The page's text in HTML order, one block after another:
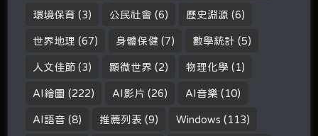
環境保育 (3) 公民社會 (6) 歷史淵源 (6)
世界地理 (67) 身體保健 (7) 數學統計 (5)
人文佳節 (3) 顯微世界 (2) 物理化學 (1)
AI繪圖 (222) AI影片 (26) AI音樂 (10)
AI語音 (8) 推薦列表 (9) Windows (113)